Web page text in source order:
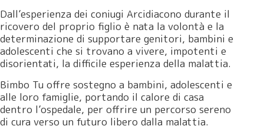
Dall’esperienza dei coniugi Arcidiacono durante il
ricovero del proprio figlio è nata la volontà e la
determinazione di supportare genitori, bambini e
adolescenti che si trovano a vivere, impotenti e
disorientati, la difficile esperienza della malattia.
Bimbo Tu offre sostegno a bambini, adolescenti e
alle loro famiglie, portando il calore di casa
dentro l’ospedale, per offrire un percorso sereno
di cura verso un futuro libero dalla malattia.